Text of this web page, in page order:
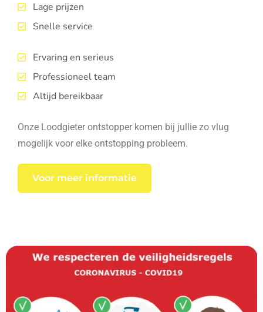
Lage prijzen
Snelle service
Ervaring en serieus
Professioneel team
Altijd bereikbaar
Onze Loodgieter ontstopper komen bij jullie zo vlug
mogelijk voor elke ontstopping probleem.
Voor meer informatie